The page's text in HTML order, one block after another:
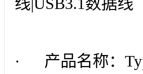
· 产品名称：